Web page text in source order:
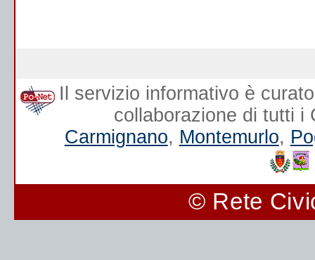
Il servizio informativo è
collaborazione di tutti
Carmignano, Montemurlo,
© Rete